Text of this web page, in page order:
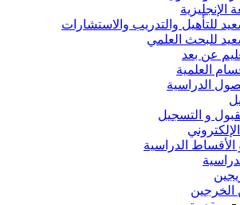
الإنجليزية
للتأهيل والتدريب والاستشارات
للبحث العلمي
عن بعد
العلمية
الدراسية
و التسجيل
الأقساط الدراسية
الخرجين